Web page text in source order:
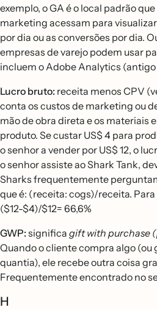
exemplo, o GA é o local padrão
marketing acessam para
por dia ou as conversões por dia.
empresas de varejo podem usar
incluem o Adobe Analytics
Lucro bruto: receita menos CPV
conta os custos de marketing ou
mão de obra direta e os materiais
produto. Se custar US$ 4 para
o senhor a vender por US$ 12, o
o senhor assiste ao Shark Tank,
Sharks frequentemente
que é: (receita: cogs)/receita. Para
($12-$4)/$12= 66,6%
GWP:significa gift with purchase
Quando o cliente compra algo
quantia), ele recebe outra coisa
Frequentemente encontrado no
H